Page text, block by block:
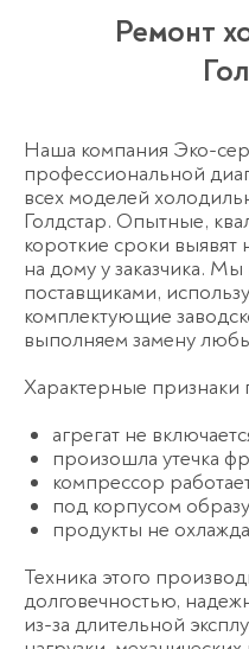
Ремонт
Наша компания Эко-
профессиональной
всех моделей
Голдстар. Опытные,
короткие сроки выявят
на дому у заказчика.
поставщиками,
комплектующие
выполняем замену
Характерные признаки
агрегат не
произошла утечка
компрессор
под корпусом
продукты не
Техника этого
долговечностью,
из-за длительной